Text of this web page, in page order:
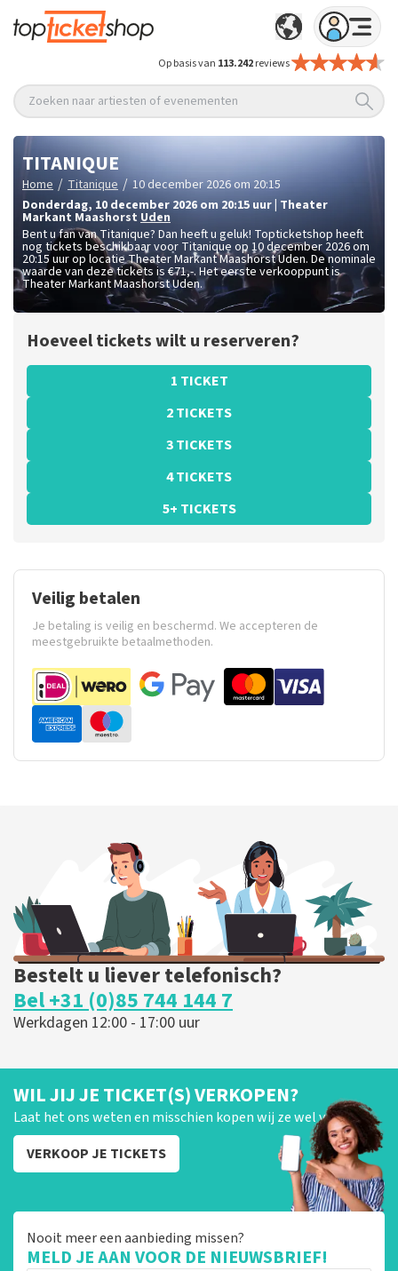
Op basis van 113.242reviews
Zoeken naar artiesten of evenementen
TITANIQUE
Home / Titanique / 10 december 2026 om 20:15
donderdag, 10 december 2026 om 20:15 uur Theater
Markant Maashorst Uden
Bent u fan van Titanique? Dan heeft u geluk! Topticketshop heeft
nog tickets beschikbaar voor Titanique op 10 december 2026 om
20:15 uur op locatie Theater Markant Maashorst Uden. De nominale
waarde van deze tickets is €71,-. Het eerste verkooppunt is
Theater Markant Maashorst Uden.
Hoeveel tickets wilt u reserveren?
1 TICKET
2 TICKETS
3 TICKETS
4 TICKETS
5+ TICKETS
Veilig betalen
Je betaling is veilig en beschermd. We accepteren de
meestgebruikte betaalmethoden.
Bestelt u liever telefonisch?
Bel +31 (0)85 744 144 7
Werkdagen 12:00 - 17:00 uur
WIL JIJ JE TICKET(S) VERKOPEN?
Laat het ons weten en misschien kopen wij ze wel van je!
VERKOOP JE TICKETS
Nooit meer een aanbieding missen?
MELD JE AAN VOOR DE NIEUWSBRIEF!